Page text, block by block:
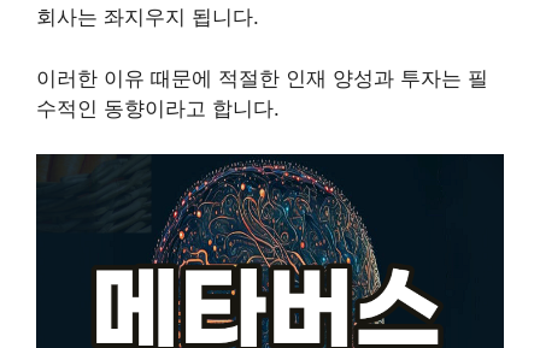
회사는 좌지우지 됩니다.
이러한 이유 때문에 적절한 인재 양성과 투자는 필
수적인 동향이라고 합니다.